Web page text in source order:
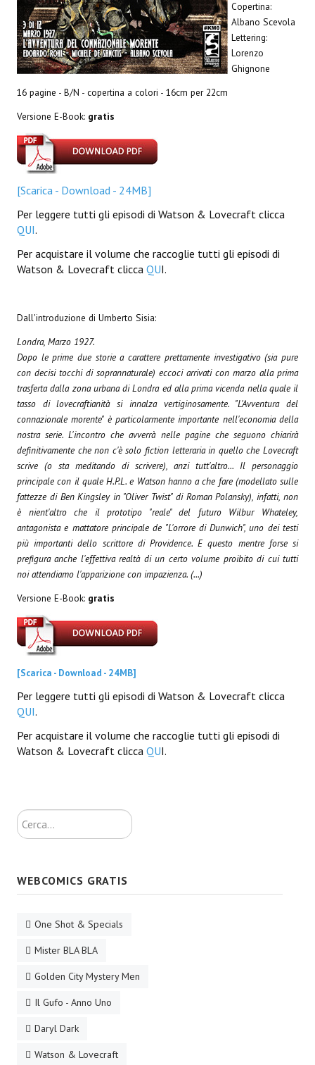
Gli Albi di Occidente
DownLoad
Bonsai
Lettera 33
mYthoS
Prisma
PTP
yKronos
American Milestone
Fuori Collana
Riviste e Speciali
Be Side
Talkink
Necro
Solaris*
Saggistica
Edikolè
MetroCult
Narrativa
FantaFiction
#KM0
E-book
IrregularVerso
Giganti d'Acciaio
I.S. "E.Salgari"
TenCentsVerso
Golden City Mystery Men
Joumon
Zeldamalincony
Borley Rectory Club
Copertina:
Albano Scevola
Lettering:
Lorenzo
Ghignone
16 pagine - B/N - copertina a colori - 16cm per 22cm
Versione E-Book: gratis
[Scarica - Download - 24MB]
Per leggere tutti gli episodi di Watson & Lovecraft clicca
QUI.
Per acquistare il volume che raccoglie tutti gli episodi di
Watson & Lovecraft clicca QUI.
Dall'introduzione di Umberto Sisia:
Londra, Marzo 1927.
Dopo le prime due storie a carattere prettamente investigativo (sia pure
con decisi tocchi di soprannaturale) eccoci arrivati con marzo alla prima
trasferta dalla zona urbana di Londra ed alla prima vicenda nella quale il
tasso di lovecraftianità si innalza vertiginosamente. "L'Avventura del
connazionale morente" è particolarmente importante nell'economia della
nostra serie. L'incontro che avverrà nelle pagine che seguono chiarirà
definitivamente che non c'è solo fiction letteraria in quello che Lovecraft
scrive (o sta meditando di scrivere), anzi tutt'altro... Il personaggio
principale con il quale H.P.L. e Watson hanno a che fare (modellato sulle
fattezze di Ben Kingsley in "Oliver Twist" di Roman Polansky), infatti, non
è nient'altro che il prototipo "reale" del futuro Wilbur Whateley,
antagonista e mattatore principale de "L'orrore di Dunwich", uno dei testi
più importanti dello scrittore di Providence. E questo mentre forse si
prefigura anche l'effettiva realtà di un certo volume proibito di cui tutti
noi attendiamo l'apparizione con impazienza. (...)
Versione E-Book: gratis
[Scarica - Download - 24MB]
Per leggere tutti gli episodi di Watson & Lovecraft clicca
QUI.
Per acquistare il volume che raccoglie tutti gli episodi di
Watson & Lovecraft clicca QUI.
Cerca...
WEBCOMICS GRATIS
One Shot & Specials
Mister BLA BLA
Golden City Mystery Men
Il Gufo - Anno Uno
Daryl Dark
Watson & Lovecraft